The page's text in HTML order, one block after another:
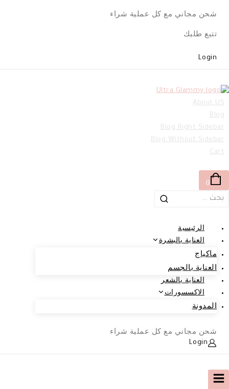
شحن مجاني مع كل عملية شراء
تتبع طلبك
Login
About US
Blog
Blog Right Sidebar
Blog Without Sidebar
Cart
0
البحث
الرئيسية
العناية بالبشرة
ماكياج
العناية بالجسم
العناية بالشعر
الاكسسورات
المدونة
شحن مجاني مع كل عملية شراء
Login